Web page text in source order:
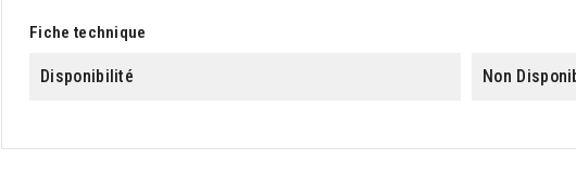
Fiche technique
Disponibilité Non